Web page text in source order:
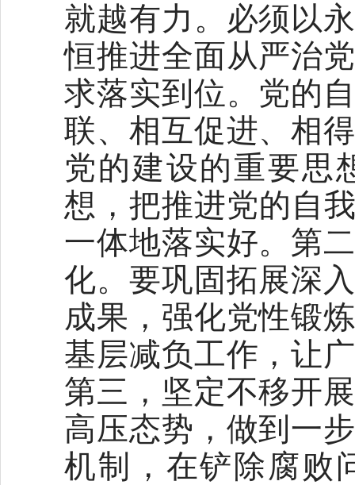
就越有力。必须以
恒推进全面从严治
求落实到位。党的
联、相互促进、相
党的建设的重要思
想，把推进党的自
一体地落实好。第
化。要巩固拓展深
成果，强化党性锻
基层减负工作，让
第三，坚定不移开
高压态势，做到一
机制，在铲除腐败